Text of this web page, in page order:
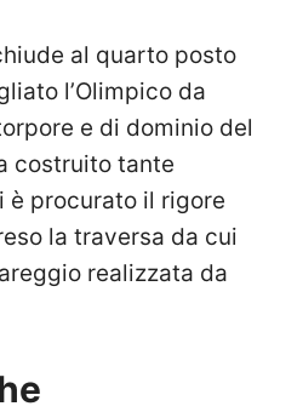
al quarto posto
l’Olimpico da
e di dominio del
costruito tante
è procurato il rigore
la traversa da cui
realizzata da